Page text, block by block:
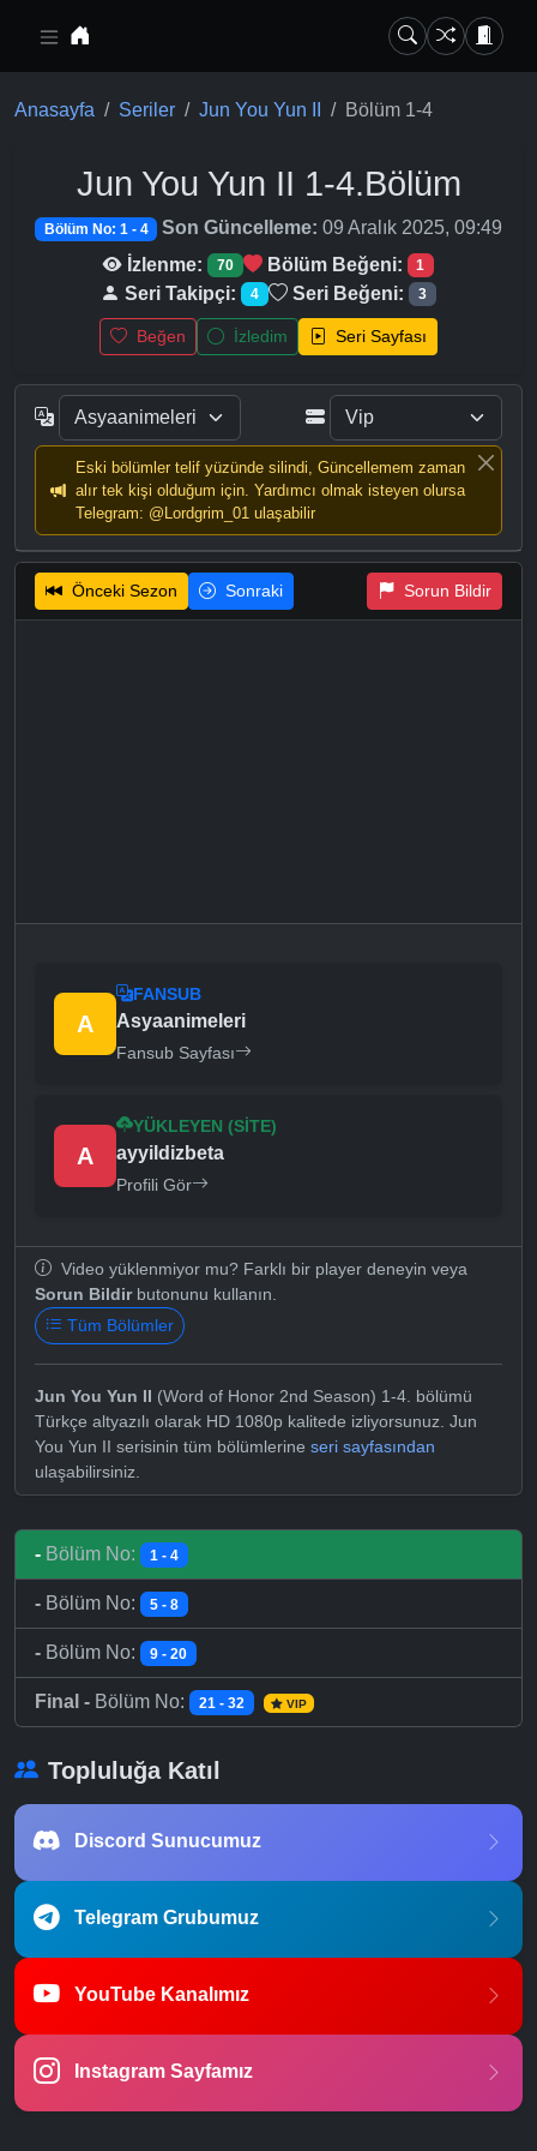
Anasayfa Seriler Jun You Yun II Bölüm 1-4
Jun You Yun II 1-4.Bölüm
Bölüm No: 1 - 4 Son Güncelleme: 09 Aralık 2025, 09:49
İzlenme:
70 Bölüm Beğeni: 1
Seri Takipçi: 4 Seri Beğeni: 3
Beğen İzledim Seri Sayfası
Eski bölümler telif yüzünde silindi, Güncellemem zaman
alır tek kişi olduğum için. Yardımcı olmak isteyen olursa
Telegram: @Lordgrim_01 ulaşabilir
Önceki Sezon Sonraki Sorun Bildir
A
FANSUB
Asyaanimeleri
Fansub Sayfası
A
YÜKLEYEN (SITE)
ayyildizbeta
Profili Gör
Video yüklenmiyor mu? Farklı bir player deneyin veya
Sorun Bildirbutonunu kullanın.
Tüm Bölümler
Jun You Yun II (Word of Honor 2nd Season) 1-4. bölümü
Türkçe altyazılı olarak HD 1080p kalitede izliyorsunuz. Jun
You Yun II serisinin tüm bölümlerine seri sayfasından
ulaşabilirsiniz.
- Bölüm No: 1 - 4
- Bölüm No: 5 - 8
- Bölüm No: 9 - 20
Final - Bölüm No: 21 - 32 VIP
Topluluğa Katıl
Discord Sunucumuz
Telegram Grubumuz
YouTube Kanalımız
Instagram Sayfamız